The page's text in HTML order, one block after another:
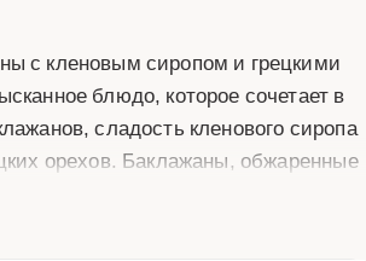
с кленовым сиропом и грецкими
блюдо, которое сочетает в
сладость кленового сиропа
орехов. Баклажаны, обжаренные
неповторимый вкус. Это блюдо